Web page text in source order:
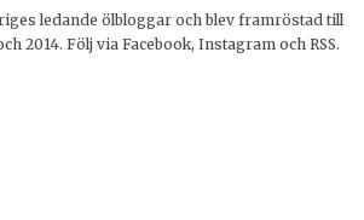
ledande ölbloggar och blev framröstad till
2014. Följ via Facebook, Instagram och RSS.